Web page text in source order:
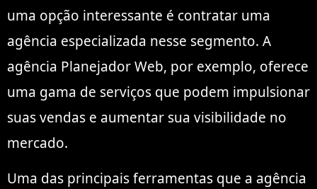
uma opção interessante é contratar uma
agência especializada nesse segmento. A
agência Planejador Web, por exemplo, oferece
uma gama de serviços que podem impulsionar
suas vendas e aumentar sua visibilidade no
mercado.
Uma das principais ferramentas que a agência